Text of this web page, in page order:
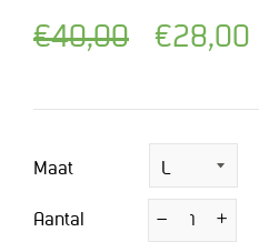
Normale
Afgeprijsde
€40,00 €28,00
Maat
Aantal